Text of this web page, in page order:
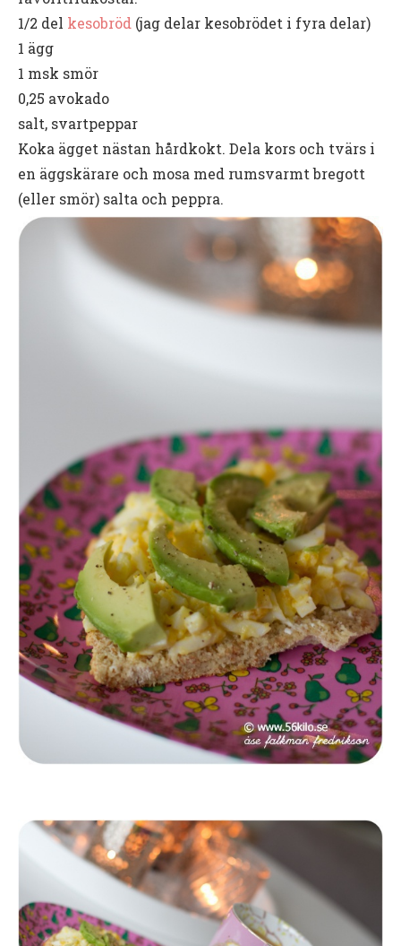
1/2 del kesobröd (jag delar kesobrödet i fyra delar)
1 ägg
1 msk smör
0,25 avokado
salt, svartpeppar
Koka ägget nästan hårdkokt. Dela kors och tvärs i
en äggskärare och mosa med rumsvarmt bregott
(eller smör) salta och peppra.